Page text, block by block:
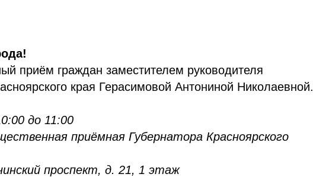
приём граждан заместителем руководителя
края Герасимовой Антониной Николаевной.
до 11:00
приёмная Губернатора Красноярского
проспект, д. 21, 1 этаж